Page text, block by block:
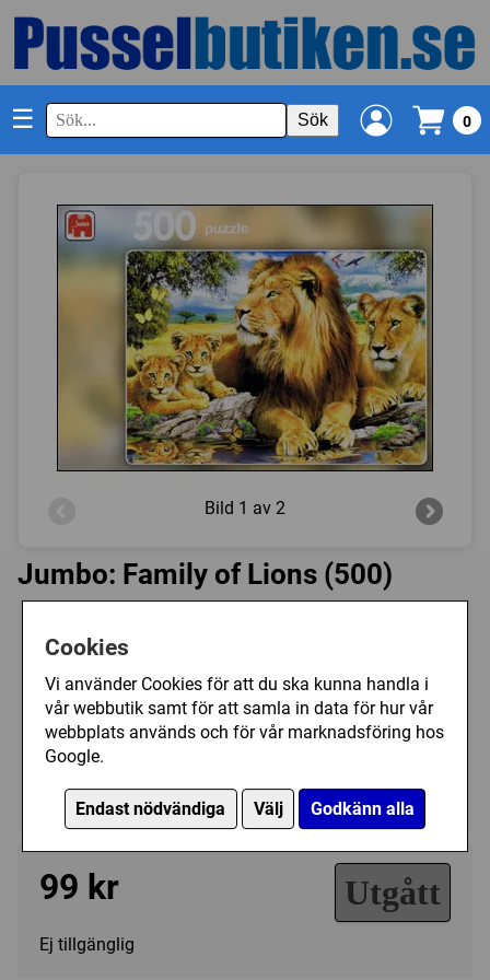
Cookies
Vi använder Cookies för att du ska kunna handla i
vår webbutik samt för att samla in data för hur vår
webbplats används och för vår marknadsföring hos
Google.
Endast nödvändiga Välj Godkänn alla
☰ Sök 0
Bild 1 av 2
Jumbo: Family of Lions (500)
Tillverkare:
Storlek: 49 x 35 cm
Kategori(er):
Antal Bitar/500 - 999
Djur/Övriga
99 kr Utgått
Ej tillgänglig